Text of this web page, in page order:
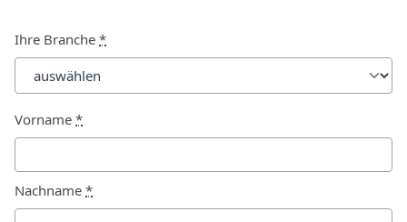
Ihre Branche *
Vorname *
Nachname *